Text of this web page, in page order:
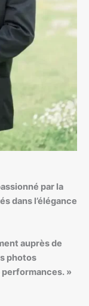
par la
dans l’élégance
auprès de
photos
»